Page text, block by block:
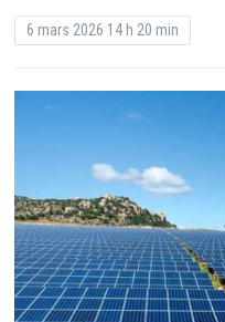
6 mars 2026 14 h 20 min